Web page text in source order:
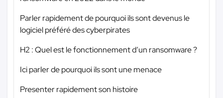
Parler rapidement de pourquoi ils sont devenus le
logiciel préféré des cyberpirates
H2 : Quel est le fonctionnement d’un ransomware ?
Ici parler de pourquoi ils sont une menace
Presenter rapidement son histoire